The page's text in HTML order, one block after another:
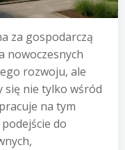
za gospodarczą
nowoczesnych
rozwoju, ale
się nie tylko wśród
na tym
do